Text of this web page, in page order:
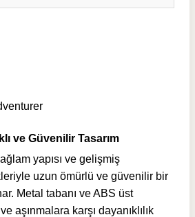
ve Güvenilir Tasarım
yapısı ve gelişmiş
uzun ömürlü ve güvenilir bir
Metal tabanı ve ABS üst
aşınmalara karşı dayanıklılık